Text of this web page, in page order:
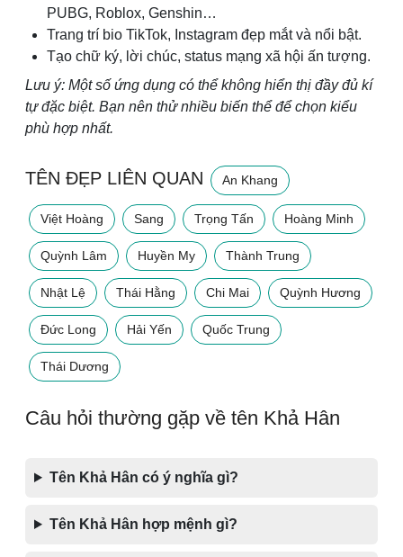
PUBG, Roblox, Genshin…
Trang trí bio TikTok, Instagram đẹp mắt và nổi bật.
Tạo chữ ký, lời chúc, status mạng xã hội ấn tượng.
Lưu ý: Một số ứng dụng có thể không hiển thị đầy đủ kí
tự đặc biệt. Bạn nên thử nhiều biến thể để chọn kiểu
phù hợp nhất.
TÊN ĐẸP LIÊN QUAN An Khang
Việt Hoàng Sang Trọng Tấn Hoàng Minh
Quỳnh Lâm Huyền My Thành Trung
Nhật Lệ Thái Hằng Chi Mai Quỳnh Hương
Đức Long Hải Yến Quốc Trung
Thái Dương
Câu hỏi thường gặp về tên Khả Hân
Tên Khả Hân có ý nghĩa gì?
Tên Khả Hân hợp mệnh gì?